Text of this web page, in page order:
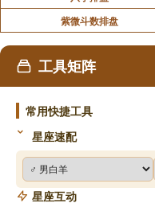
紫微斗数排盘
工具矩阵
常用快捷工具
星座速配
星座互动